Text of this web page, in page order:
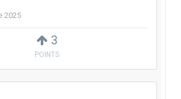
3
POINTS
2025